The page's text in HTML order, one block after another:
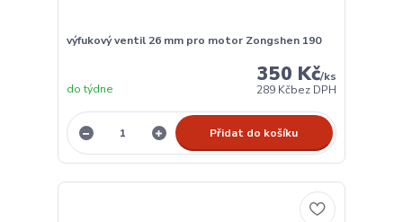
výfukový ventil 26 mm pro motor Zongshen 190
350 Kč/ks
289 Kčbez DPH
do týdne
Přidat do košíku